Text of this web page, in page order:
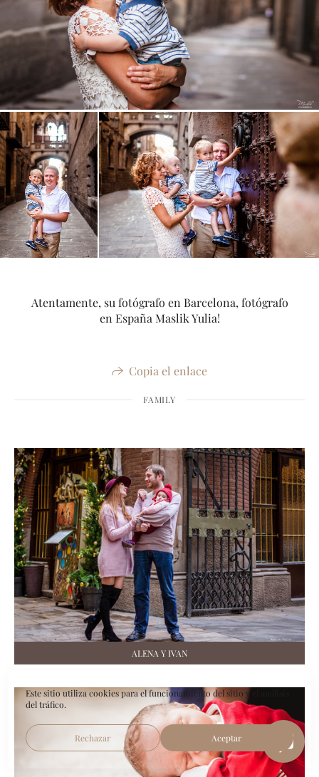
Atentamente, su fotógrafo en Barcelona, fotógrafo
en España Maslik Yulia!
Copia el enlace
FAMILY
ALENA Y IVAN
Este sitio utiliza cookies para el funcionamiento del sitio y el análisis
del tráfico.
Rechazar Aceptar